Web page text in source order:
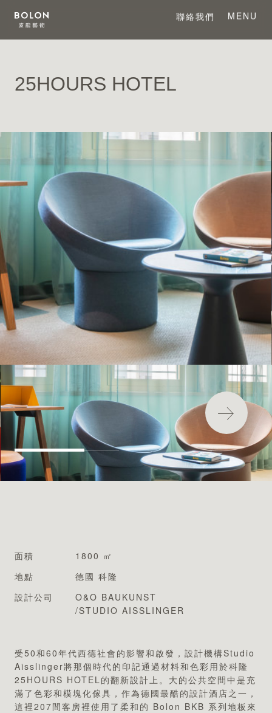
聯絡我們 MENU
系列產品
項目案例
最新消息
安裝
維護
FAQ
下載中心
25HOURS HOTEL
面積
1800 ㎡
地點
德國 科隆
設計公司
O&O BAUKUNST
/STUDIO AISSLINGER
受50和60年代西德社會的影響和啟發，設計機構Studio
Aisslinger將那個時代的印記通過材料和色彩用於科隆
25HOURS HOTEL的翻新設計上。大的公共空間中是充
滿了色彩和模塊化傢具，作為德國最酷的設計酒店之一，
這裡207間客房裡使用了柔和的 Bolon BKB 系列地板來